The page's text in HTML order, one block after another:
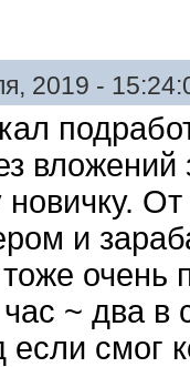
2019 -
и
очень
~ два в
если смог